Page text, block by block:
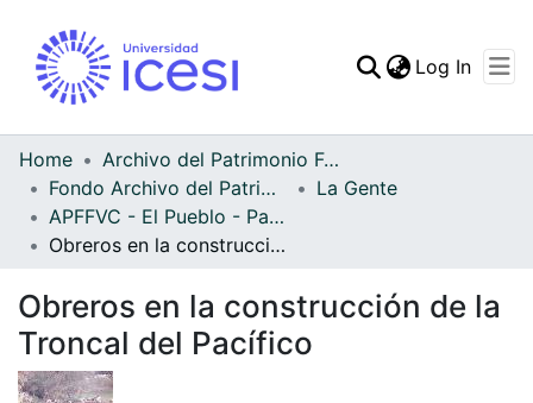
Statistics
Log In
Home
Archivo del Patrimonio Fotográfico y Fílmico del Valle del Cauca
Fondo Archivo del Patrimonio Fotográfico y Fílmico del Valle del Cauca
La Gente
APFFVC - El Pueblo - Patrimonial
Obreros en la construcción de la Troncal del Pacífico
Obreros en la construcción de la
Troncal del Pacífico